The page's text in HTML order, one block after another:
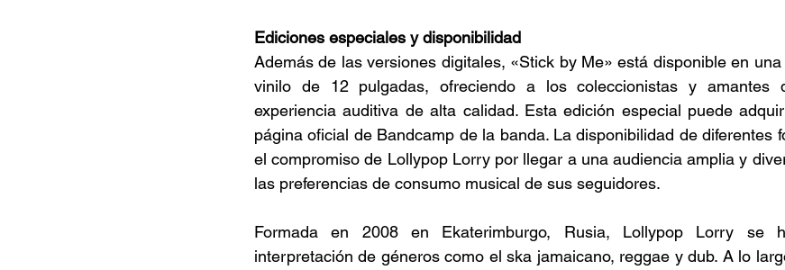
Ediciones especiales y disponibilidad
Además de las versiones digitales, «Stick by Me» está disponible en
vinilo de 12 pulgadas, ofreciendo a los coleccionistas y amantes
experiencia auditiva de alta calidad. Esta edición especial puede
página oficial de Bandcamp de la banda. La disponibilidad de diferentes
el compromiso de Lollypop Lorry por llegar a una audiencia amplia y
las preferencias de consumo musical de sus seguidores.
Formada en 2008 en Ekaterimburgo, Rusia, Lollypop Lorry se
interpretación de géneros como el ska jamaicano, reggae y dub. A lo